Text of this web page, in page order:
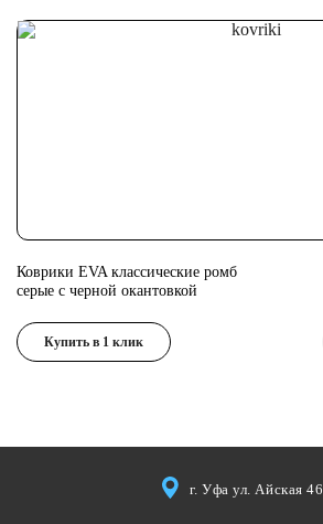
Коврики EVA классические ромб
серые с черной окантовкой
Купить в 1 клик
г. Уфа ул. Айская 46